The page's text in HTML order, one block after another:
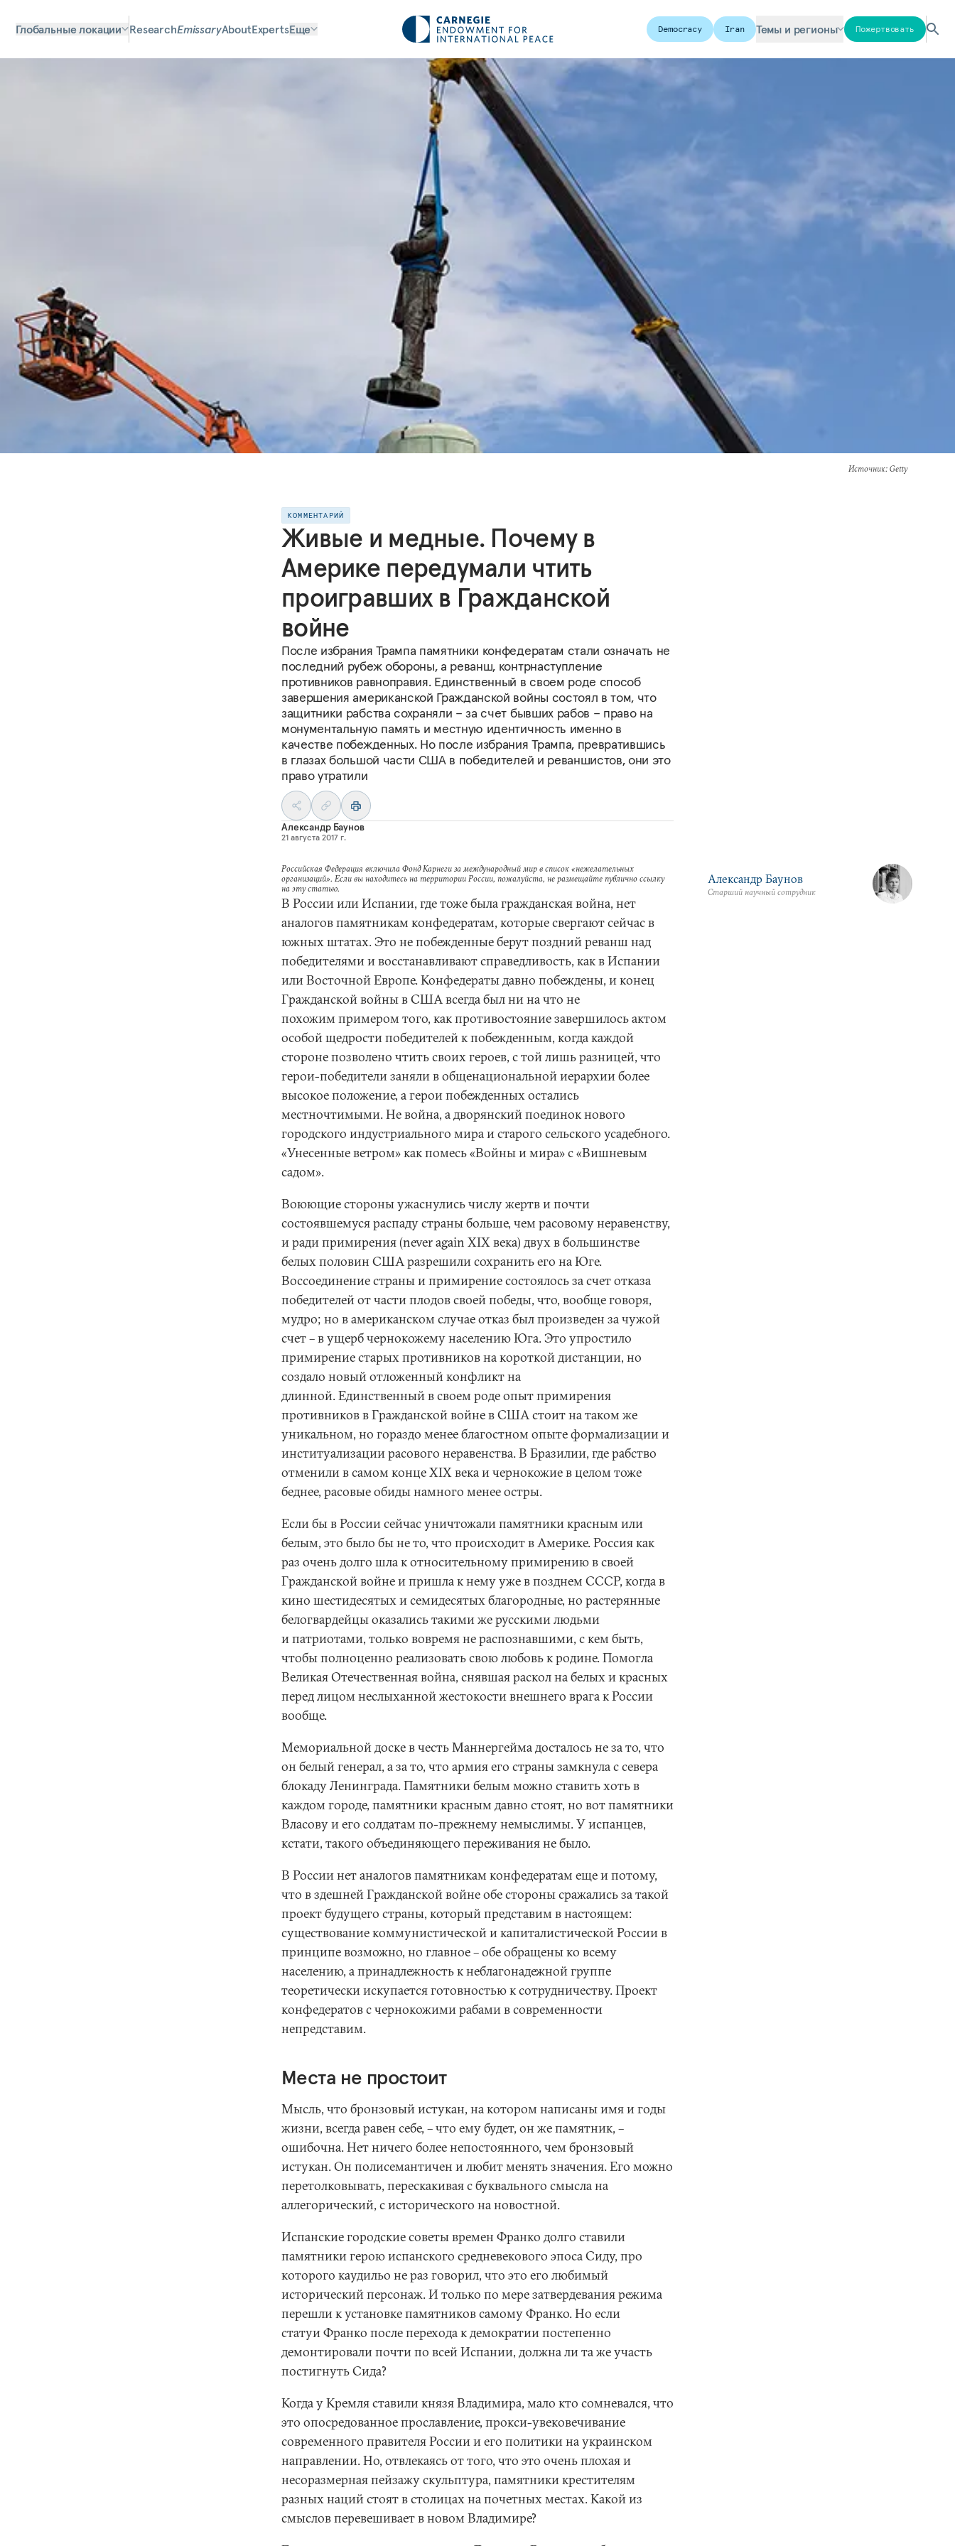
Глобальные локации ResearchEmissaryAboutExpertsЕще Democracy Iran Темы и регионы Пожертвовать
Источник: Getty
КОММЕНТАРИЙ
Живые и медные. Почему в
Америке передумали чтить
проигравших в Гражданской
войне
После избрания Трампа памятники конфедератам стали означать не
последний рубеж обороны, а реванш, контрнаступление
противников равноправия. Единственный в своем роде способ
завершения американской Гражданской войны состоял в том, что
защитники рабства сохраняли – за счет бывших рабов – право на
монументальную память и местную идентичность именно в
качестве побежденных. Но после избрания Трампа, превратившись
в глазах большой части США в победителей и реваншистов, они это
право утратили
Александр Баунов
21 августа 2017 г.
Российская Федерация включила Фонд Карнеги за международный мир в список «нежелательных
организаций». Если вы находитесь на территории России, пожалуйста, не размещайте публично ссылку
на эту статью.
В России или Испании, где тоже была гражданская война, нет
аналогов памятникам конфедератам, которые свергают сейчас в
южных штатах. Это не побежденные берут поздний реванш над
победителями и восстанавливают справедливость, как в Испании
или Восточной Европе. Конфедераты давно побеждены, и конец
Гражданской войны в США всегда был ни на что не
похожим примером того, как противостояние завершилось актом
особой щедрости победителей к побежденным, когда каждой
стороне позволено чтить своих героев, с той лишь разницей, что
герои-победители заняли в общенациональной иерархии более
высокое положение, а герои побежденных остались
местночтимыми. Не война, а дворянский поединок нового
городского индустриального мира и старого сельского усадебного.
«Унесенные ветром» как помесь «Войны и мира» с «Вишневым
садом».
Воюющие стороны ужаснулись числу жертв и почти
состоявшемуся распаду страны больше, чем расовому неравенству,
и ради примирения (never again XIX века) двух в большинстве
белых половин США разрешили сохранить его на Юге.
Воссоединение страны и примирение состоялось за счет отказа
победителей от части плодов своей победы, что, вообще говоря,
мудро; но в американском случае отказ был произведен за чужой
счет – в ущерб чернокожему населению Юга. Это упростило
примирение старых противников на короткой дистанции, но
создало новый отложенный конфликт на
длинной. Единственный в своем роде опыт примирения
противников в Гражданской войне в США стоит на таком же
уникальном, но гораздо менее благостном опыте формализации и
институализации расового неравенства. В Бразилии, где рабство
отменили в самом конце XIX века и чернокожие в целом тоже
беднее, расовые обиды намного менее остры.
Если бы в России сейчас уничтожали памятники красным или
белым, это было бы не то, что происходит в Америке. Россия как
раз очень долго шла к относительному примирению в своей
Гражданской войне и пришла к нему уже в позднем СССР, когда в
кино шестидесятых и семидесятых благородные, но растерянные
белогвардейцы оказались такими же русскими людьми
и патриотами, только вовремя не распознавшими, с кем быть,
чтобы полноценно реализовать свою любовь к родине. Помогла
Великая Отечественная война, снявшая раскол на белых и красных
перед лицом неслыханной жестокости внешнего врага к России
вообще.
Мемориальной доске в честь Маннергейма досталось не за то, что
он белый генерал, а за то, что армия его страны замкнула с севера
блокаду Ленинграда. Памятники белым можно ставить хоть в
каждом городе, памятники красным давно стоят, но вот памятники
Власову и его солдатам по-прежнему немыслимы. У испанцев,
кстати, такого объединяющего переживания не было.
В России нет аналогов памятникам конфедератам еще и потому,
что в здешней Гражданской войне обе стороны сражались за такой
проект будущего страны, который представим в настоящем:
существование коммунистической и капиталистической России в
принципе возможно, но главное – обе обращены ко всему
населению, а принадлежность к неблагонадежной группе
теоретически искупается готовностью к сотрудничеству. Проект
конфедератов с чернокожими рабами в современности
непредставим.
Места не простоит
Мысль, что бронзовый истукан, на котором написаны имя и годы
жизни, всегда равен себе, – что ему будет, он же памятник, –
ошибочна. Нет ничего более непостоянного, чем бронзовый
истукан. Он полисемантичен и любит менять значения. Его можно
перетолковывать, перескакивая с буквального смысла на
аллегорический, с исторического на новостной.
Испанские городские советы времен Франко долго ставили
памятники герою испанского средневекового эпоса Сиду, про
которого каудильо не раз говорил, что это его любимый
исторический персонаж. И только по мере затвердевания режима
перешли к установке памятников самому Франко. Но если
статуи Франко после перехода к демократии постепенно
демонтировали почти по всей Испании, должна ли та же участь
постигнуть Сида?
Когда у Кремля ставили князя Владимира, мало кто сомневался, что
это опосредованное прославление, прокси-увековечивание
современного правителя России и его политики на украинском
направлении. Но, отвлекаясь от того, что это очень плохая и
несоразмерная пейзажу скульптура, памятники крестителям
разных наций стоят в столицах на почетных местах. Какой из
смыслов перевешивает в новом Владимире?
Александр Баунов
Старший научный сотрудник